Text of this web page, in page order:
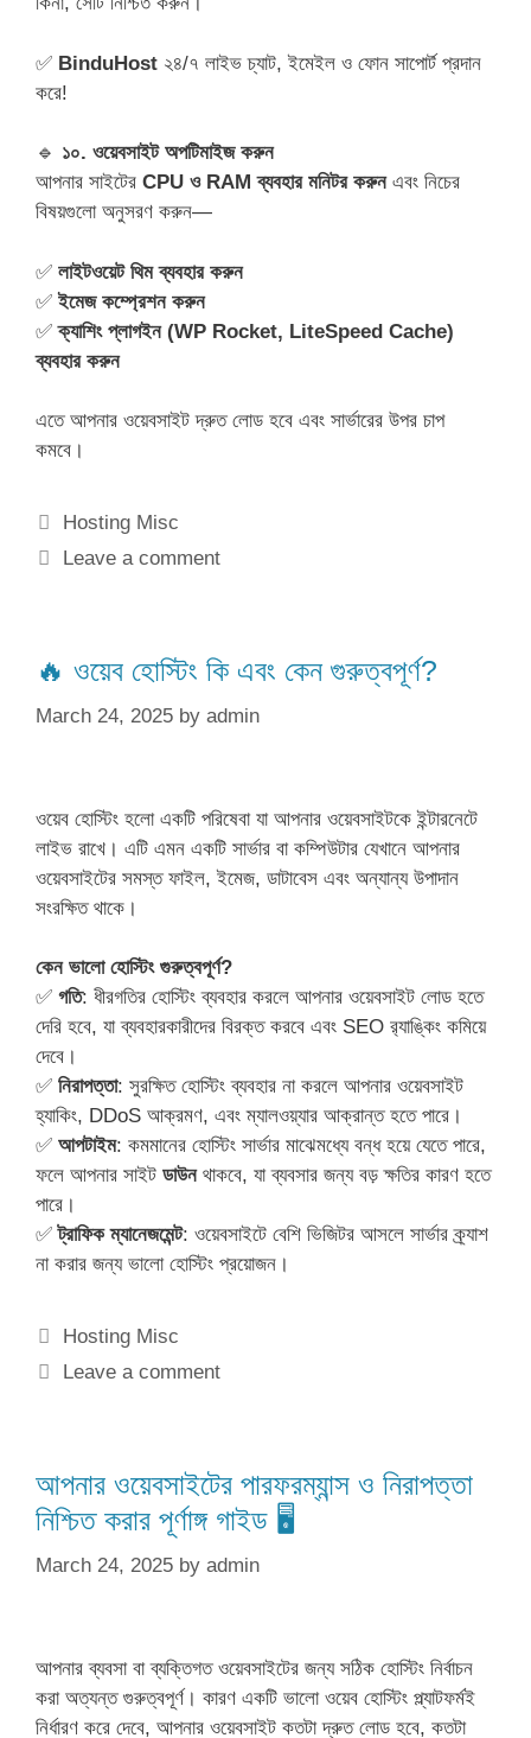
✅ BinduHost ২৪/৭ লাইভ চ্যাট, ইমেইল ও ফোন সাপোর্ট প্রদান
করে!
🔹 ১০. ওয়েবসাইট অপটিমাইজ করুন
আপনার সাইটের CPU ও RAM ব্যবহার মনিটর করুনএবং নিচের
বিষয়গুলো অনুসরণ করুন—
✅ লাইটওয়েট থিম ব্যবহার করুন
✅ইমেজ কম্প্রেশন করুন
✅ক্যাশিং প্লাগইন (WP Rocket, LiteSpeed Cache)
ব্যবহার করুন
এতে আপনার ওয়েবসাইট দ্রুত লোড হবে এবং সার্ভারের উপর চাপ
কমবে।
Categories
Hosting Misc
Leave a comment
🔥 ওয়েব হোস্টিং কি এবং কেন গুরুত্বপূর্ণ?
March 24, 2025 by admin
ওয়েব হোস্টিং হলো একটি পরিষেবা যা আপনার ওয়েবসাইটকে ইন্টারনেটে
লাইভ রাখে। এটি এমন একটি সার্ভার বা কম্পিউটার যেখানে আপনার
ওয়েবসাইটের সমস্ত ফাইল, ইমেজ, ডাটাবেস এবং অন্যান্য উপাদান
সংরক্ষিত থাকে।
কেন ভালো হোস্টিং গুরুত্বপূর্ণ?
✅ গতি: ধীরগতির হোস্টিং ব্যবহার করলে আপনার ওয়েবসাইট লোড হতে
দেরি হবে, যা ব্যবহারকারীদের বিরক্ত করবে এবং SEO র‍্যাঙ্কিং কমিয়ে
দেবে।
✅ নিরাপত্তা: সুরক্ষিত হোস্টিং ব্যবহার না করলে আপনার ওয়েবসাইট
হ্যাকিং, DDoS আক্রমণ, এবং ম্যালওয়্যার আক্রান্ত হতে পারে।
✅ আপটাইম: কমমানের হোস্টিং সার্ভার মাঝেমধ্যে বন্ধ হয়ে যেতে পারে,
ফলে আপনার সাইট ডাউনথাকবে, যা ব্যবসার জন্য বড় ক্ষতির কারণ হতে
পারে।
✅ট্রাফিক ম্যানেজমেন্ট: ওয়েবসাইটে বেশি ভিজিটর আসলে সার্ভার ক্র্যাশ
না করার জন্য ভালো হোস্টিং প্রয়োজন।
Categories
Hosting Misc
Leave a comment
আপনার ওয়েবসাইটের পারফরম্যান্স ও নিরাপত্তা
নিশ্চিত করার পূর্ণাঙ্গ গাইড 🖥️
March 24, 2025 by admin
আপনার ব্যবসা বা ব্যক্তিগত ওয়েবসাইটের জন্য সঠিক হোস্টিং নির্বাচন
করা অত্যন্ত গুরুত্বপূর্ণ। কারণ একটি ভালো ওয়েব হোস্টিং প্ল্যাটফর্মই
নির্ধারণ করে দেবে, আপনার ওয়েবসাইট কতটা দ্রুত লোড হবে, কতটা